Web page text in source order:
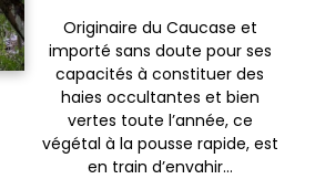
Originaire du Caucase et
importé sans doute pour ses
capacités à constituer des
haies occultantes et bien
vertes toute l’année, ce
végétal à la pousse rapide, est
en train d’envahir…